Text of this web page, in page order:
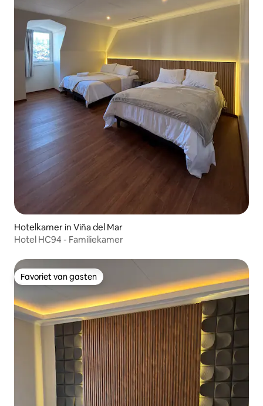
Hotelkamer in Viña del Mar
Hotel HC94 - Familiekamer
Favoriet van gasten
Favoriet van gasten